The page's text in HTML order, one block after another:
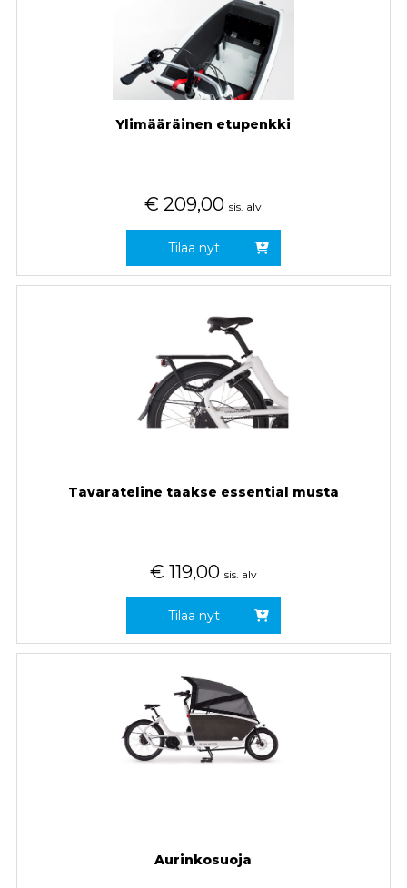
Ylimääräinen etupenkki
€ 209,00 sis. alv
Tilaa nyt
Tavarateline taakse essential musta
€ 119,00 sis. alv
Tilaa nyt
Aurinkosuoja